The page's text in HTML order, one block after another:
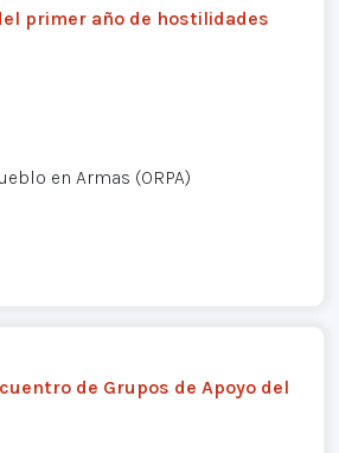
primer año de hostilidades
en Armas (ORPA)
de Grupos de Apoyo del